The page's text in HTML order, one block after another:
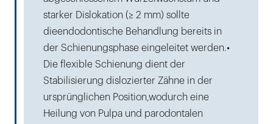
starker Dislokation (≥ 2 mm) sollte
dieendodontische Behandlung bereits in
der Schienungsphase eingeleitet werden.•
Die flexible Schienung dient der
Stabilisierung dislozierter Zähne in der
ursprünglichen Position,wodurch eine
Heilung von Pulpa und parodontalen